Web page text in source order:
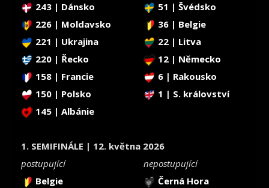
243 | Dánsko
51 | Švédsko
226 | Moldavsko
36 | Belgie
221 | Ukrajina
22 | Litva
220 | Řecko
12 | Německo
158 | Francie
6 | Rakousko
150 | Polsko
1 | S. království
145 | Albánie
1. SEMIFINÁLE | 12. května 2026
postupující
nepostupující
Belgie
Černá Hora